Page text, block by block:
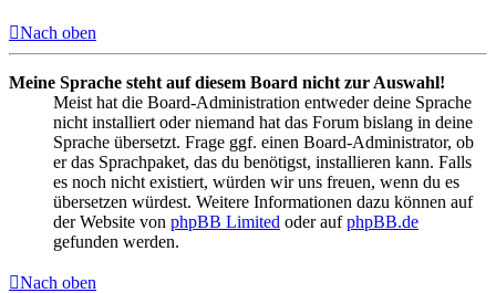
Nach oben
Meine Sprache steht auf diesem Board nicht zur Auswahl!
Meist hat die Board-Administration entweder deine Sprache
nicht installiert oder niemand hat das Forum bislang in deine
Sprache übersetzt. Frage ggf. einen Board-Administrator, ob
er das Sprachpaket, das du benötigst, installieren kann. Falls
es noch nicht existiert, würden wir uns freuen, wenn du es
übersetzen würdest. Weitere Informationen dazu können auf
der Website von phpBB Limited oder aufphpBB.de
gefunden werden.
Nach oben